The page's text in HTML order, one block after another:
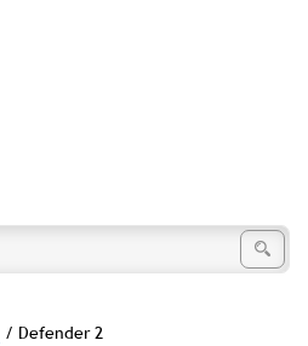
/ Defender 2